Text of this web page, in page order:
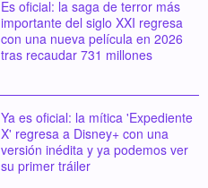
Es oficial: la saga de terror más
importante del siglo XXI regresa
con una nueva película en 2026
tras recaudar 731 millones
Ya es oficial: la mítica 'Expediente
X' regresa a Disney+ con una
versión inédita y ya podemos ver
su primer tráiler